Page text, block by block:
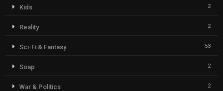
Kids 2
Reality 2
Sci-Fi & Fantasy 53
Soap 2
War & Politics 2